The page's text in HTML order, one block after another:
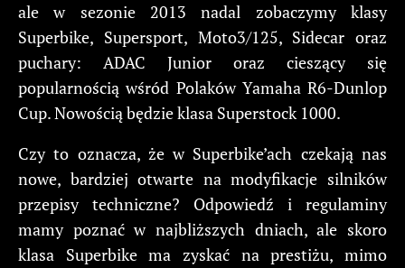
ale w sezonie 2013 nadal zobaczymy klasy
Superbike, Supersport, Moto3/125, Sidecar oraz
puchary: ADAC Junior oraz cieszący się
popularnością wśród Polaków Yamaha R6-Dunlop
Cup. Nowością będzie klasa Superstock 1000.
Czy to oznacza, że w Superbike’ach czekają nas
nowe, bardziej otwarte na modyfikacje silników
przepisy techniczne? Odpowiedź i regulaminy
mamy poznać w najbliższych dniach, ale skoro
klasa Superbike ma zyskać na prestiżu, mimo